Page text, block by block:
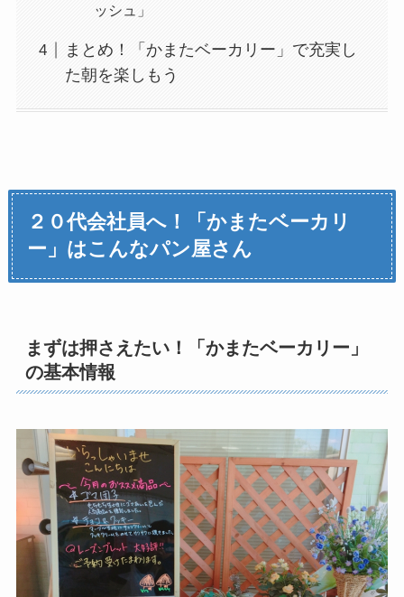
ッシュ」
まとめ！「かまたベーカリー」で充実し
た朝を楽しもう
２０代会社員へ！「かまたベーカリ
ー」はこんなパン屋さん
まずは押さえたい！「かまたベーカリー」
の基本情報